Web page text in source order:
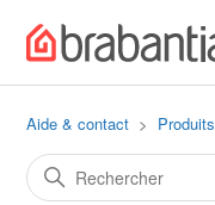
Aide & contact Produits